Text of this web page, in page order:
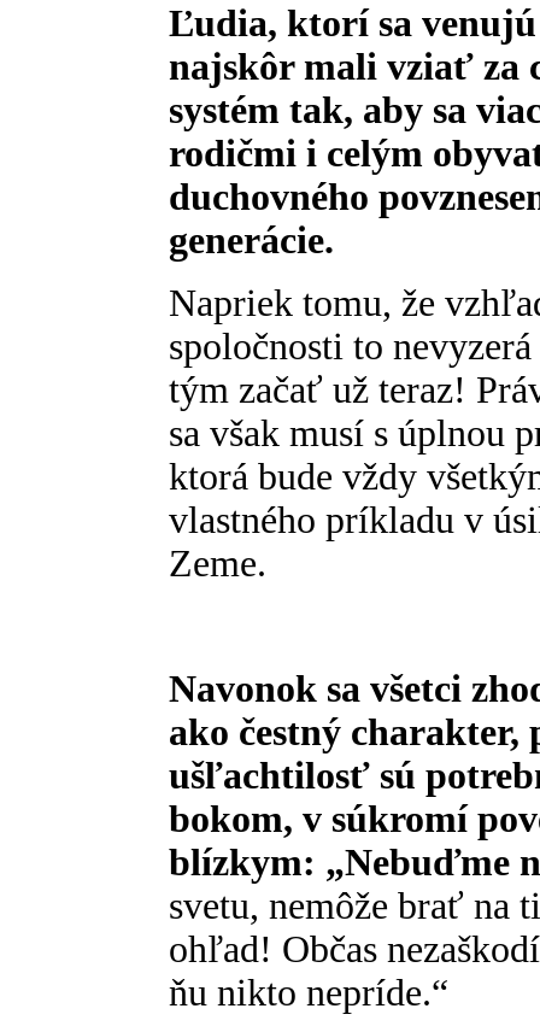
Ľudia, ktorí sa
najskôr mali vziať za
systém tak, aby sa
rodičmi i celým
duchovného
generácie.
Napriek tomu, že
spoločnosti to
tým začať už teraz!
sa však musí s úplnou
ktorá bude vždy
vlastného príkladu v
Zeme.
Navonok sa všetci
ako čestný
ušľachtilosť sú
bokom, v súkromí
blízkym: „Nebuďme
svetu, nemôže brať na
ohľad! Občas
ňu nikto nepríde.“